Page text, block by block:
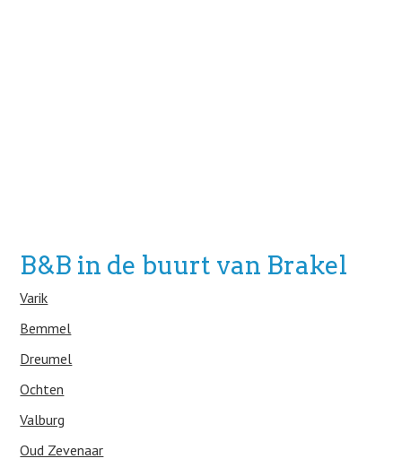
B&B in de buurt van Brakel
Varik
Bemmel
Dreumel
Ochten
Valburg
Oud Zevenaar